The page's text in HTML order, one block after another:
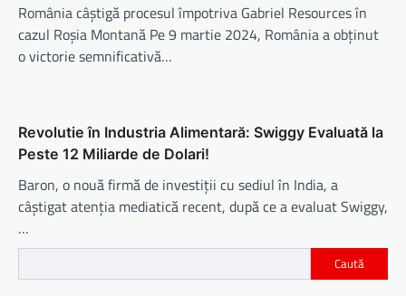
România câștigă procesul împotriva Gabriel Resources în
cazul Roșia Montană Pe 9 martie 2024, România a obținut
o victorie semnificativă…
Revolutie în Industria Alimentară: Swiggy Evaluată la
Peste 12 Miliarde de Dolari!
Baron, o nouă firmă de investiții cu sediul în India, a
câștigat atenția mediatică recent, după ce a evaluat Swiggy,
…
Caută